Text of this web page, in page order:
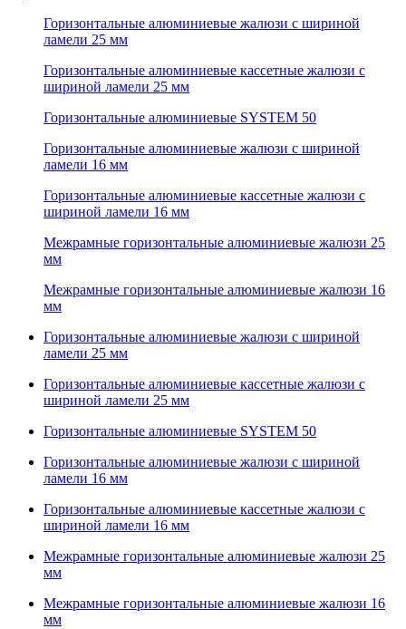
Горизонтальные алюминиевые жалюзи с шириной
ламели 25 мм
Горизонтальные алюминиевые кассетные жалюзи с
шириной ламели 25 мм
Горизонтальные алюминиевые SYSTEM 50
Горизонтальные алюминиевые жалюзи с шириной
ламели 16 мм
Горизонтальные алюминиевые кассетные жалюзи с
шириной ламели 16 мм
Межрамные горизонтальные алюминиевые жалюзи 25
мм
Межрамные горизонтальные алюминиевые жалюзи 16
мм
Горизонтальные алюминиевые жалюзи с шириной
ламели 25 мм
Горизонтальные алюминиевые кассетные жалюзи с
шириной ламели 25 мм
Горизонтальные алюминиевые SYSTEM 50
Горизонтальные алюминиевые жалюзи с шириной
ламели 16 мм
Горизонтальные алюминиевые кассетные жалюзи с
шириной ламели 16 мм
Межрамные горизонтальные алюминиевые жалюзи 25
мм
Межрамные горизонтальные алюминиевые жалюзи 16
мм